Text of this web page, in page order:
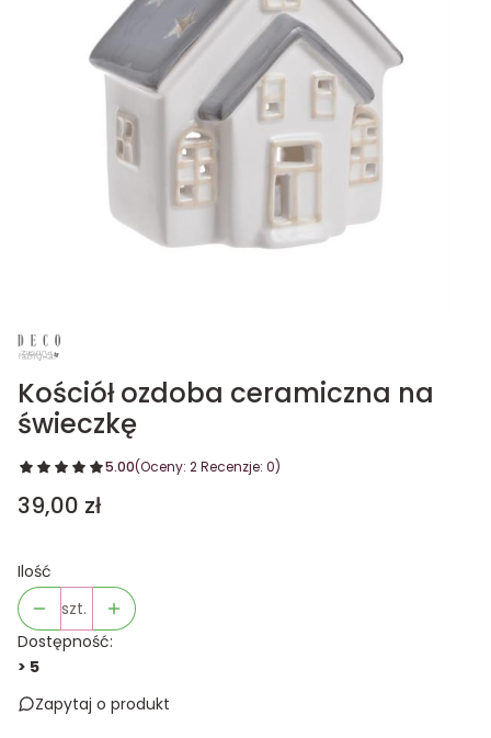
Kościół ozdoba ceramiczna na
świeczkę
5.00(Oceny: 2 Recenzje: 0)
Cena
39,00 zł
Ilość
szt.
Dostępność:
> 5
Zapytaj o produkt